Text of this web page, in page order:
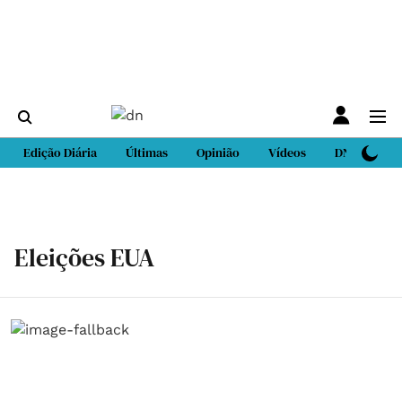
Edição Diária Últimas Opinião Vídeos DN Sport
Eleições EUA